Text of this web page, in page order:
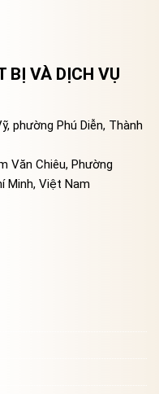
BỊ VÀ DỊCH VỤ
phường Phú Diễn, Thành
Văn Chiêu, Phường
Minh, Việt Nam